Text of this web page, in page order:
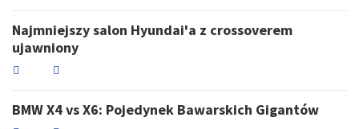
Najmniejszy salon Hyundai'a z crossoverem
ujawniony
BMW X4 vs X6: Pojedynek Bawarskich Gigantów